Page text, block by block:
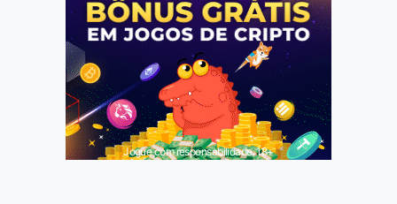
Jogue com responsabilidade. 18+